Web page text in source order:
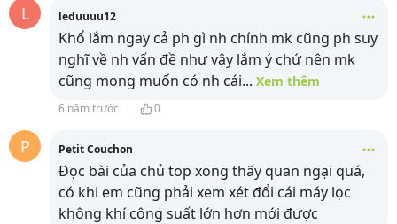
L leduuuu12
Khổ lắm ngay cả ph gì nh chính mk cũng ph suy
nghĩ về nh vấn đề như vậy lắm ý chứ nên mk
cũng mong muốn có nh cái... Xem thêm
6 năm trước 0
P Petit Couchon
Đọc bài của chủ top xong thấy quan ngại quá,
có khi em cũng phải xem xét đổi cái máy lọc
không khí công suất lớn hơn mới được